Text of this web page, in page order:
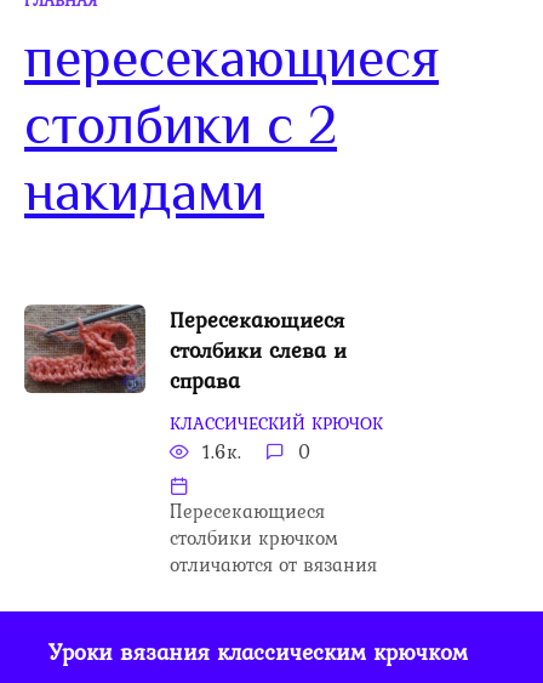
пересекающиеся
столбики с 2
накидами
Пересекающиеся
столбики слева и
справа
КЛАССИЧЕСКИЙ КРЮЧОК
1.6к. 0
Пересекающиеся
столбики крючком
отличаются от вязания
Уроки вязания классическим крючком